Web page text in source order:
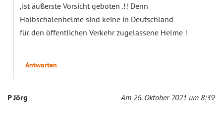
,ist äußerste Vorsicht geboten .!! Denn
Halbschalenhelme sind keine in Deutschland
für den öffentlichen Verkehr zugelassene Helme !
Antworten
P Jörg Am 26. Oktober 2021 um 8:39